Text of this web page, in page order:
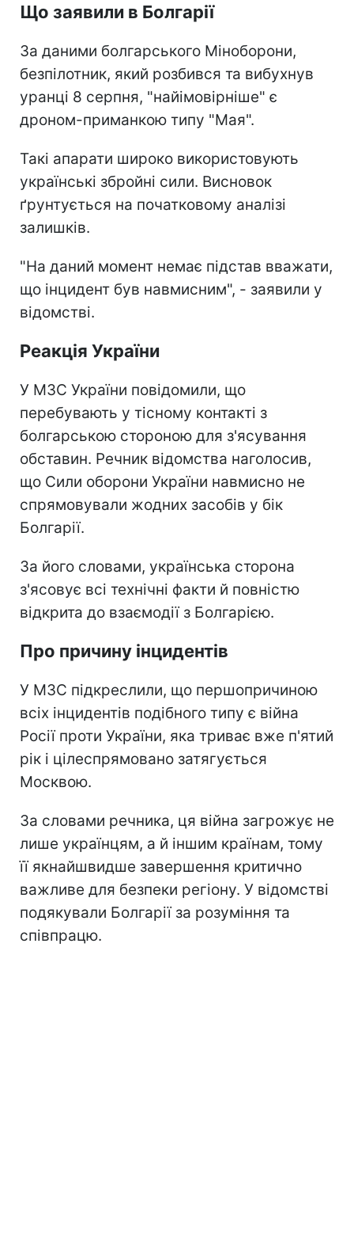
Що заявили в Болгарії
За даними болгарського Міноборони,
безпілотник, який розбився та вибухнув
уранці 8 серпня, "найімовірніше" є
дроном-приманкою типу "Мая".
Такі апарати широко використовують
українські збройні сили. Висновок
ґрунтується на початковому аналізі
залишків.
"На даний момент немає підстав вважати,
що інцидент був навмисним", - заявили у
відомстві.
Реакція України
У МЗС України повідомили, що
перебувають у тісному контакті з
болгарською стороною для з'ясування
обставин. Речник відомства наголосив,
що Сили оборони України навмисно не
спрямовували жодних засобів у бік
Болгарії.
За його словами, українська сторона
з'ясовує всі технічні факти й повністю
відкрита до взаємодії з Болгарією.
Про причину інцидентів
У МЗС підкреслили, що першопричиною
всіх інцидентів подібного типу є війна
Росії проти України, яка триває вже п'ятий
рік і цілеспрямовано затягується
Москвою.
За словами речника, ця війна загрожує не
лише українцям, а й іншим країнам, тому
її якнайшвидше завершення критично
важливе для безпеки регіону. У відомстві
подякували Болгарії за розуміння та
співпрацю.